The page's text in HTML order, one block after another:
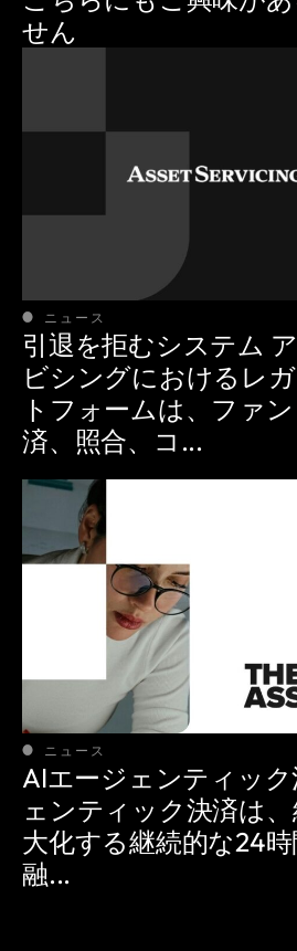
せん
ニュース
引退を拒むシステム
ビシングにおけるレ
トフォームは、ファ
済、照合、コ...
ニュース
AIエージェンティッ
ェンティック決済は
大化する継続的な24
融...